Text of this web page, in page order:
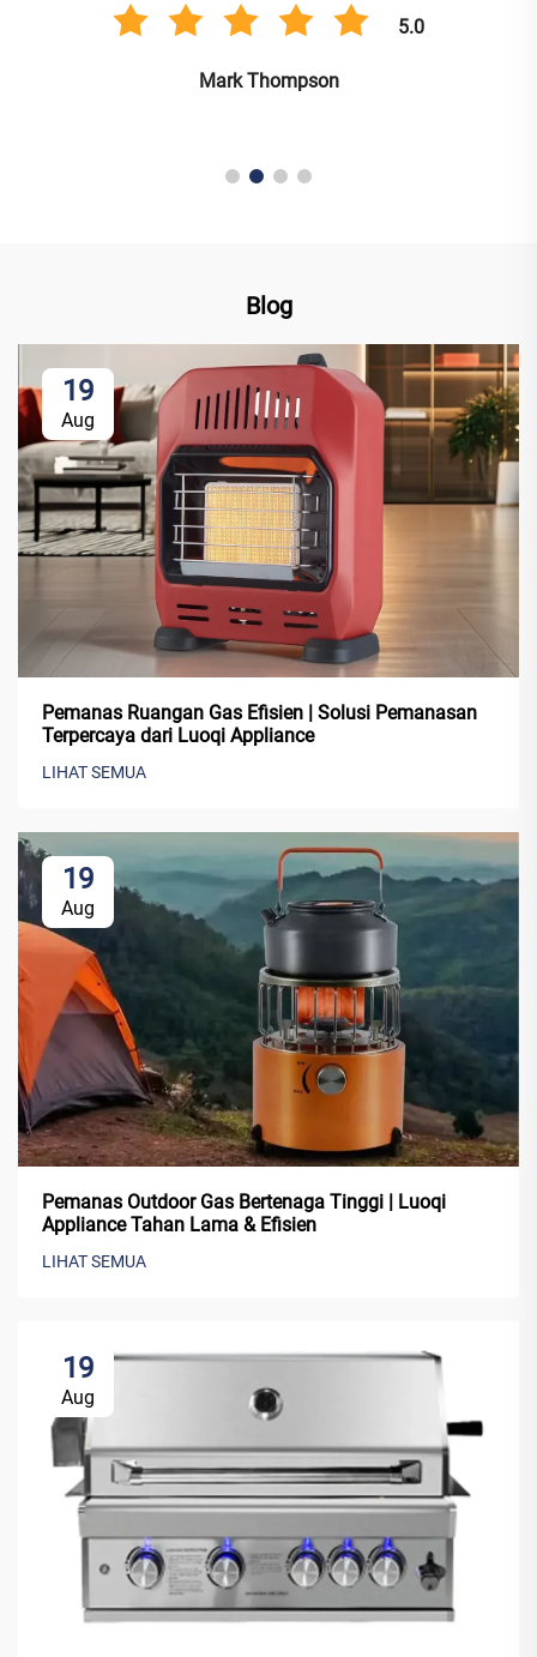
5.0
Mark Thompson
Blog
19
Aug
Pemanas Ruangan Gas Efisien | Solusi Pemanasan
Terpercaya dari Luoqi Appliance
LIHAT SEMUA
19
Aug
Pemanas Outdoor Gas Bertenaga Tinggi | Luoqi
Appliance Tahan Lama & Efisien
LIHAT SEMUA
19
Aug